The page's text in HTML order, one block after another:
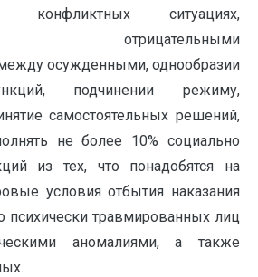
ситуациях,
отрицательными
осужденными, однообразии
подчинении режиму,
самостоятельных решений,
не более 10% социально
из тех, что понадобятся на
условия отбытия наказания
психически травмированных лиц
аномалиями, а также